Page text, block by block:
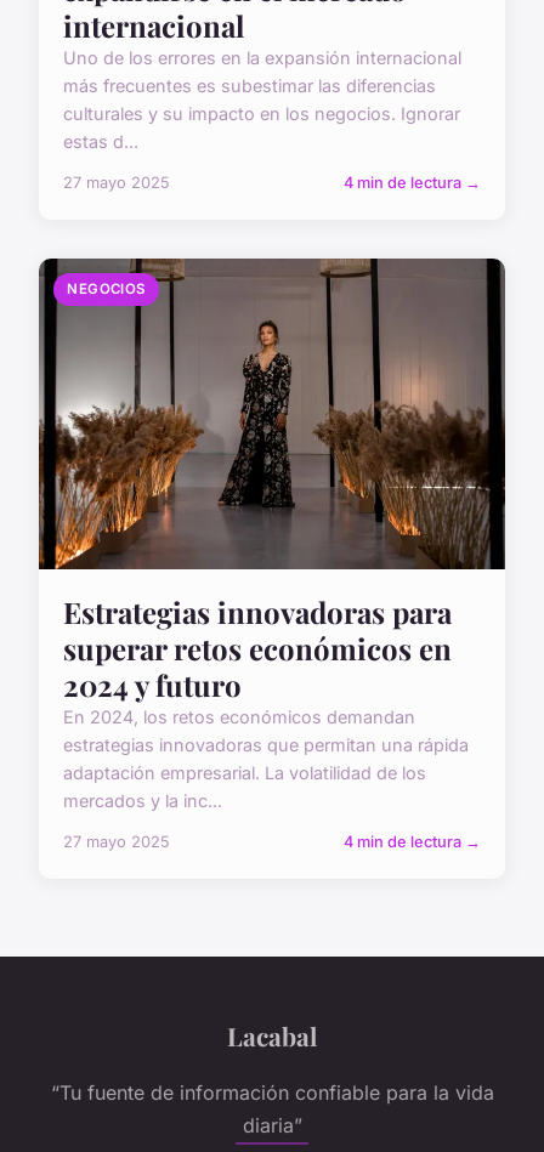
internacional
Uno de los errores en la expansión internacional
más frecuentes es subestimar las diferencias
culturales y su impacto en los negocios. Ignorar
estas d...
27 mayo 2025 4 min de lectura →
NEGOCIOS
Estrategias innovadoras para
superar retos económicos en
2024 y futuro
En 2024, los retos económicos demandan
estrategias innovadoras que permitan una rápida
adaptación empresarial. La volatilidad de los
mercados y la inc...
27 mayo 2025 4 min de lectura →
Lacabal
“Tu fuente de información confiable para la vida
diaria”